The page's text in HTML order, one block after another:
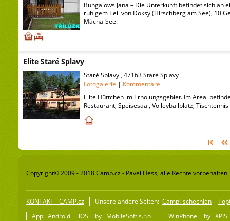
Bungalows Jana – Die Unterkunft befindet sich an
ruhigem Teil von Doksy (Hirschberg am See), 10
Mácha-See.
Elite Staré Splavy
Staré Splavy , 47163 Staré Splavy
Fotogalerie | Kommentare
Elite Hüttchen im Erholungsgebiet. Im Areal
Restaurant, Speisesaal, Volleyballplatz,
Copyright© 2009 - 2018 Camp.cz - Pavel Hess, alle Rechte vorbehalten
KONTAKT - CAMP.cz Unsere andere Seiten: CampTschechien
App: Android iOS by MobileSoft s.r.o WinPhone by XPIS